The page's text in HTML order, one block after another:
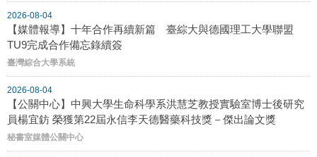
2026-08-04
【媒體報導】十年合作再續新篇 臺綜大與德國理工大學聯盟
TU9完成合作備忘錄續簽
臺灣綜合大學系統
2026-08-04
【公關中心】中興大學生命科學系洪慧芝教授實驗室博士後研究
員楊宜鈁 榮獲第22屆永信李天德醫藥科技獎－傑出論文獎
秘書室媒體公關中心